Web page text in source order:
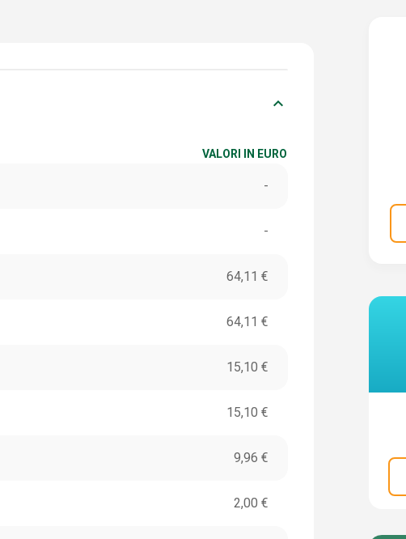
keyboard_arrow_down
VALORI IN EURO
-
-
64,11 €
64,11 €
15,10 €
15,10 €
9,96 €
2,00 €